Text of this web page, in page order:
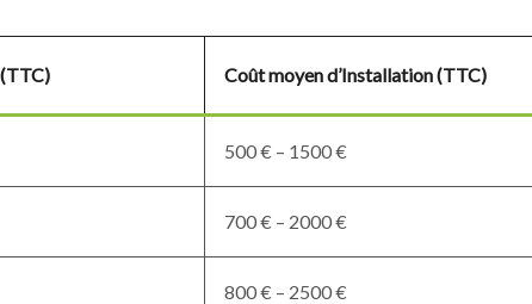
Coût moyen d’Installation (TTC)
500 € – 1500 €
700 € – 2000 €
800 € – 2500 €